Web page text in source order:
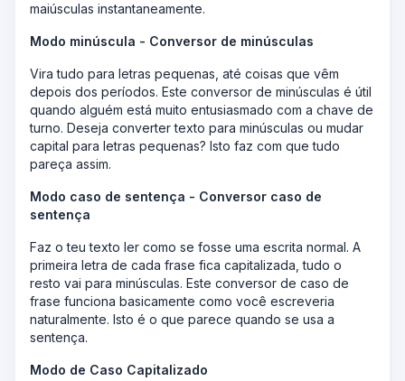
maiúsculas instantaneamente.
Modo minúscula - Conversor de minúsculas
Vira tudo para letras pequenas, até coisas que vêm
depois dos períodos. Este conversor de minúsculas é útil
quando alguém está muito entusiasmado com a chave de
turno. Deseja converter texto para minúsculas ou mudar
capital para letras pequenas? Isto faz com que tudo
pareça assim.
Modo caso de sentença - Conversor caso de
sentença
Faz o teu texto ler como se fosse uma escrita normal. A
primeira letra de cada frase fica capitalizada, tudo o
resto vai para minúsculas. Este conversor de caso de
frase funciona basicamente como você escreveria
naturalmente. Isto é o que parece quando se usa a
sentença.
Modo de Caso Capitalizado